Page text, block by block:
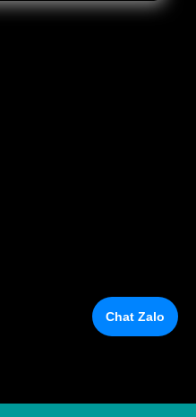
mỗi đơn vị kinh doanh dù
Chat Zalo